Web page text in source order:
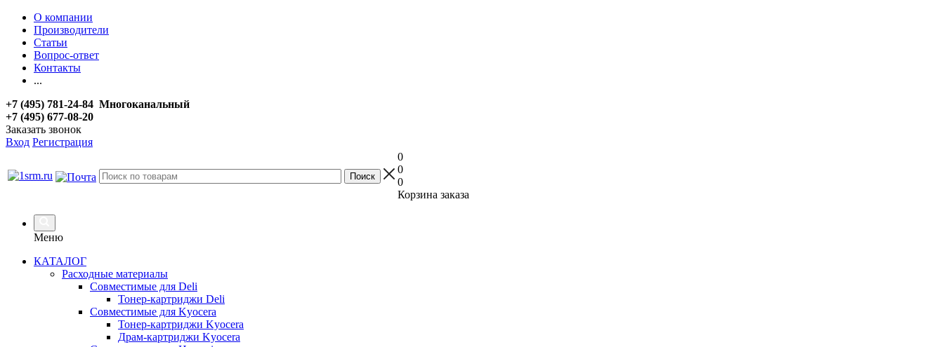
О компании
Производители
Статьи
Вопрос-ответ
Контакты
...
+7 (495) 781-24-84 Многоканальный
+7 (495) 677-08-20
Заказать звонок
Вход Регистрация
0
0
0
Корзина заказа
Меню
КАТАЛОГ
Расходные материалы
Совместимые для Deli
Тонер-картриджи Deli
Совместимые для Kyocera
Тонер-картриджи Kyocera
Драм-картриджи Kyocera